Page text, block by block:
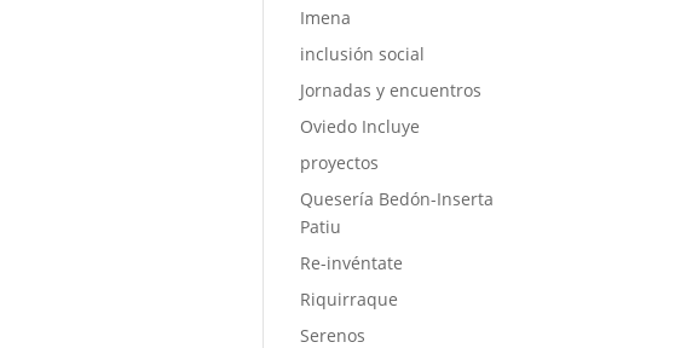
Imena
inclusión social
Jornadas y encuentros
Oviedo Incluye
proyectos
Quesería Bedón-Inserta
Patiu
Re-invéntate
Riquirraque
Serenos